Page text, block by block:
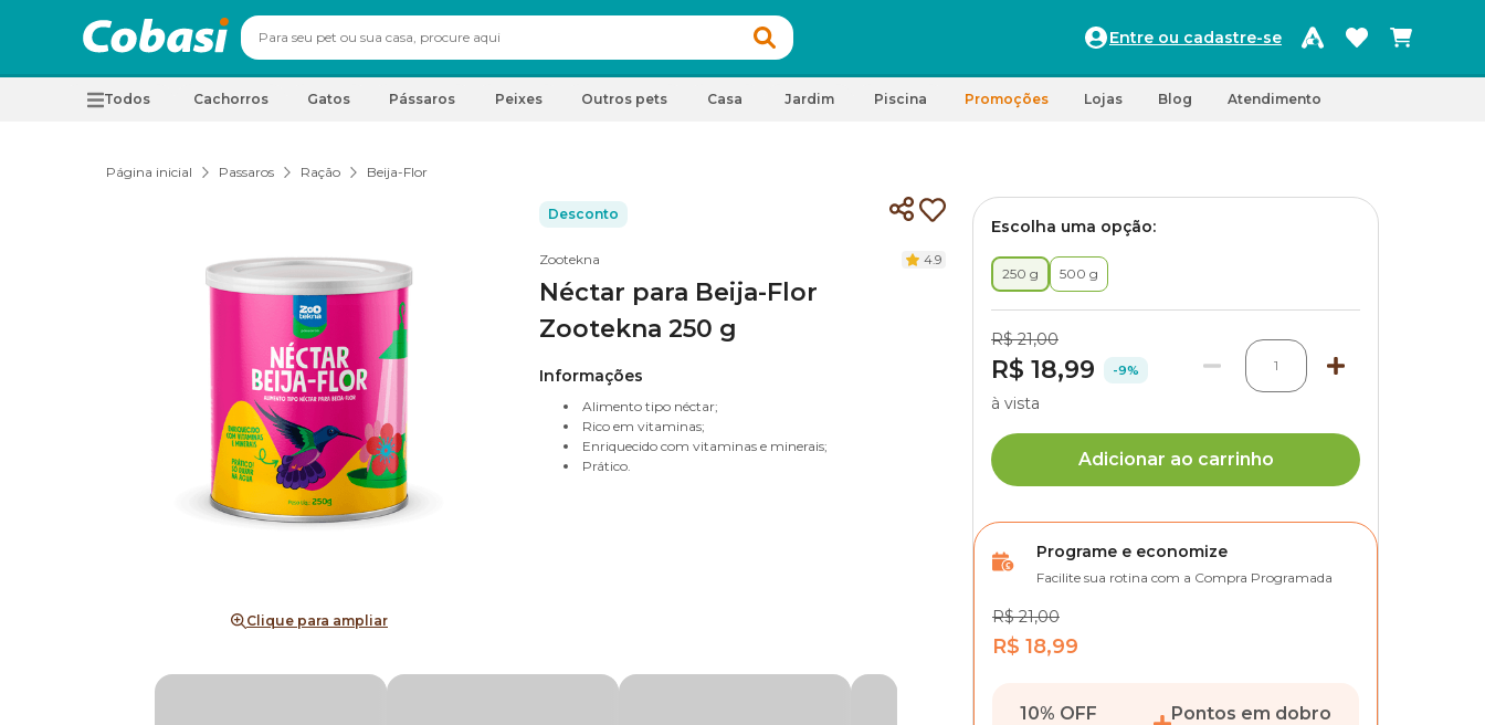
Entre ou cadastre-se
Todos Cachorros Gatos Pássaros Peixes Outros pets Casa Jardim Piscina Promoções Lojas Blog Atendimento
Página inicial Passaros Ração Beija-Flor
Clique para ampliar
Desconto
Zootekna 4.9
Néctar para Beija-Flor
Zootekna 250 g
Informações
Alimento tipo néctar;
Rico em vitaminas;
Enriquecido com vitaminas e minerais;
Prático.
Escolha uma opção:
250 g 500 g
R$ 21,00
R$ 18,99 -9% 1
à vista
Adicionar ao carrinho
Programe e economize
Facilite sua rotina com a Compra Programada
R$ 21,00
R$ 18,99
10% OFF Pontos em dobro